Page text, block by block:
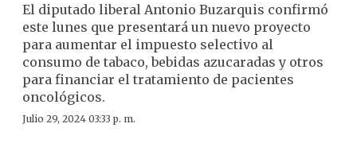
El diputado liberal Antonio Buzarquis confirmó
este lunes que presentará un nuevo proyecto
para aumentar el impuesto selectivo al
consumo de tabaco, bebidas azucaradas y otros
para financiar el tratamiento de pacientes
oncológicos.
Julio 29, 2024 03:33 p. m.